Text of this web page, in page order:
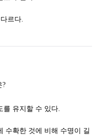
르다.
유지할 수 있다.
수확한 것에 비해 수명이 길